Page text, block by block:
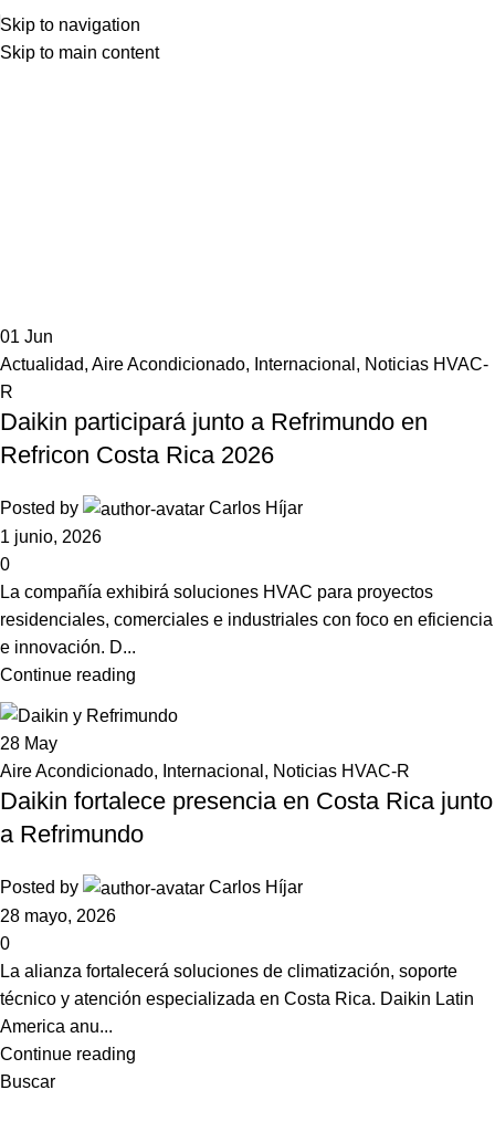
Skip to navigation
Skip to main content
01 Jun
Actualidad, Aire Acondicionado, Internacional , Noticias HVAC-
R
Daikin participará junto a Refrimundo en
Refricon Costa Rica 2026
Posted by
Carlos Híjar
1 junio, 2026
0
La compañía exhibirá soluciones HVAC para proyectos
residenciales, comerciales e industriales con foco en eficiencia
e innovación. D...
Continue reading
28 May
Aire Acondicionado, Internacional , Noticias HVAC-R
Daikin fortalece presencia en Costa Rica junto
a Refrimundo
Posted by
Carlos Híjar
28 mayo, 2026
0
La alianza fortalecerá soluciones de climatización, soporte
técnico y atención especializada en Costa Rica. Daikin Latin
America anu...
Continue reading
Buscar